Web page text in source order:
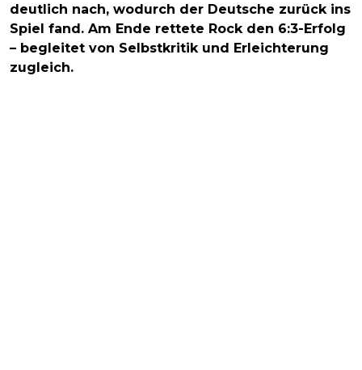
deutlich nach, wodurch der Deutsche zurück ins
Spiel fand. Am Ende rettete Rock den 6:3-Erfolg
– begleitet von Selbstkritik und Erleichterung
zugleich.